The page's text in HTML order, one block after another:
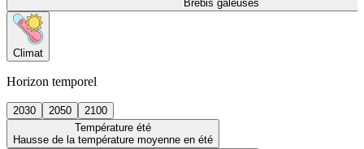
Brebis galeuses
Climat
Horizon temporel
2030 2050
2100
Température été
Hausse de la température moyenne en été